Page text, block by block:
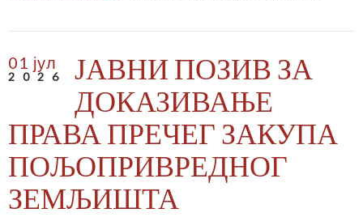
01 јул
2026
ЈАВНИ ПОЗИВ ЗА
ДОКАЗИВАЊЕ
ПРАВА ПРЕЧЕГ ЗАКУПА
ПОЉОПРИВРЕДНОГ
ЗЕМЉИШТА